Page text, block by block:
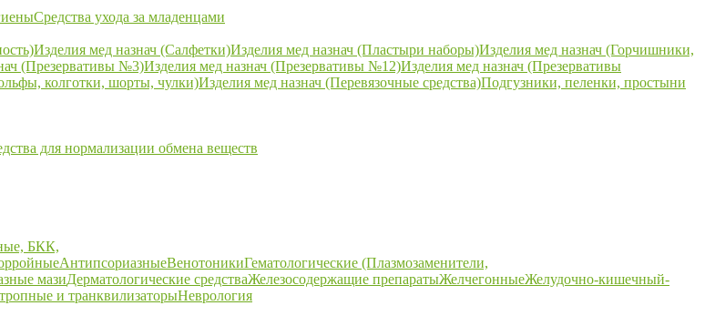
Средства ухода за младенцами
Изделия мед назнач (Салфетки)Изделия мед назнач (Пластыри наборы)Изделия мед назнач (Горчишники,
(Презервативы №3)Изделия мед назнач (Презервативы №12)Изделия мед назнач (Презервативы
колготки, шорты, чулки)Изделия мед назнач (Перевязочные средства)Подгузники, пеленки, простыни
для нормализации обмена веществ
БКК,
АнтипсориазныеВенотоникиГематологические (Плазмозаменители,
мазиДерматологические средстваЖелезосодержащие препаратыЖелчегонныеЖелудочно-кишечный-
и транквилизаторыНеврология